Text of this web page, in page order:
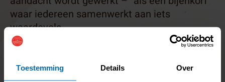
Toestemming Details Over
waar iedereen samenwerkt aan iets
waardevols.